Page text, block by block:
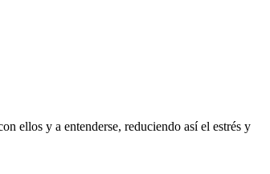
ellos y a entenderse, reduciendo así el estrés y